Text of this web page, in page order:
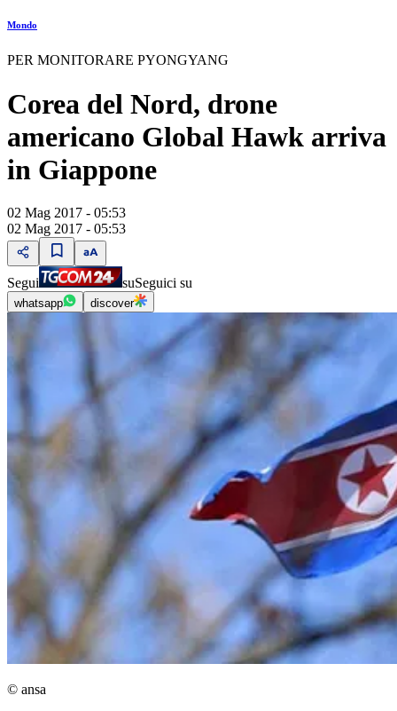
Mondo
PER MONITORARE PYONGYANG
Corea del Nord, drone
americano Global Hawk arriva
in Giappone
02 Mag 2017 - 05:53
02 Mag 2017 - 05:53
Segui suSeguici su
whatsapp discover
© ansa